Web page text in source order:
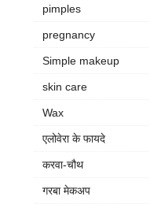
pimples
pregnancy
Simple makeup
skin care
Wax
एलोवेरा के फायदे
करवा-चौथ
गरबा मेकअप